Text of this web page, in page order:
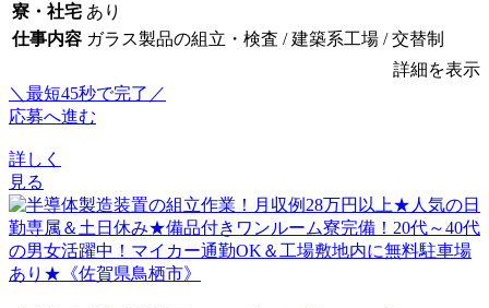
寮・社宅 あり
仕事内容 ガラス製品の組立・検査 / 建築系工場 / 交替制
詳細を表示
＼最短45秒で完了／
応募へ進む
詳しく
見る